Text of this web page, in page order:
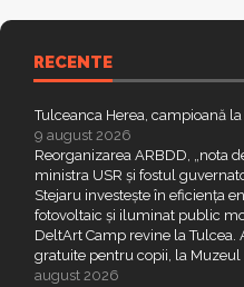
RECENTE
Tulceanca Herea, campioană
9 august 2026
Reorganizarea ARBDD, „nota
ministra USR și fostul
Stejaru investește în eficiența
fotovoltaic și iluminat public
DeltArt Camp revine la Tulcea.
gratuite pentru copii, la Muzeul
august 2026